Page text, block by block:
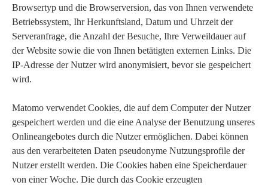
Browsertyp und die Browserversion, das von Ihnen verwendete
Betriebssystem, Ihr Herkunftsland, Datum und Uhrzeit der
Serveranfrage, die Anzahl der Besuche, Ihre Verweildauer auf
der Website sowie die von Ihnen betätigten externen Links. Die
IP-Adresse der Nutzer wird anonymisiert, bevor sie gespeichert
wird.
Matomo verwendet Cookies, die auf dem Computer der Nutzer
gespeichert werden und die eine Analyse der Benutzung unseres
Onlineangebotes durch die Nutzer ermöglichen. Dabei können
aus den verarbeiteten Daten pseudonyme Nutzungsprofile der
Nutzer erstellt werden. Die Cookies haben eine Speicherdauer
von einer Woche. Die durch das Cookie erzeugten